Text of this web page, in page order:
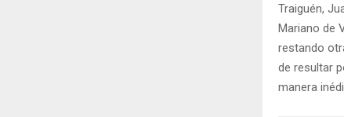
Traiguén,
Mariano de
restando
de resultar
manera